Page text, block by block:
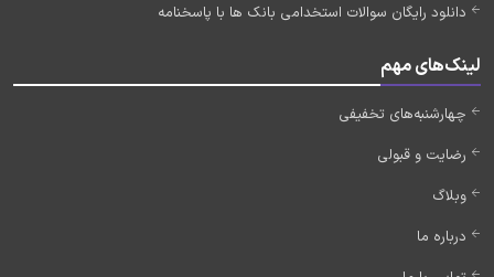
دانلود رایگان سوالات استخدامی بانک ها با پاسخنامه
لینک‌های مهم
چهارشنبه‌های تخفیفی
رضایت و قبولی
وبلاگ
درباره ما